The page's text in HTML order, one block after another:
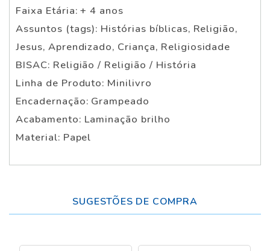
Faixa Etária: + 4 anos
Assuntos (tags): Histórias bíblicas, Religião,
Jesus, Aprendizado, Criança, Religiosidade
BISAC: Religião / Religião / História
Linha de Produto: Minilivro
Encadernação: Grampeado
Acabamento: Laminação brilho
Material: Papel
SUGESTÕES DE COMPRA